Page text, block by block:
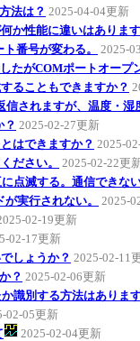
法は？ 2025-04-04更新
か性能に違いはありま
番号が変わる。
2025-
たがCOMポートオープ
ることもできますか？
信されますが、温度・
2025-02-27更新
はできますか？ 2025-
ださい。
2025-02-22更
点滅する。通信できない
実行されない。
2025-
02-19更新
02-17更新
しょうか？ 2025-02-11
？ 2025-02-06更新
識別する方法はありま
02-05更新
2025-02-04更新